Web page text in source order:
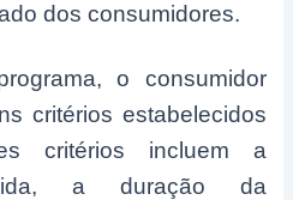
dos consumidores.
o consumidor
critérios estabelecidos
critérios incluem a
a duração da